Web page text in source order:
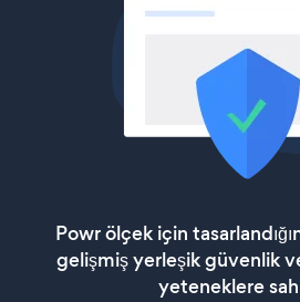
Powr ölçek için
gelişmiş yerleşik güvenlik
yeteneklere